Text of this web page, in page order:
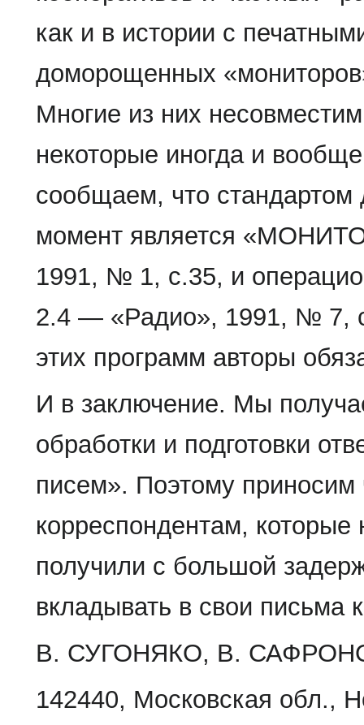
как и в истории с
доморощенных
Многие из них
некоторые иногда и
сообщаем, что
момент является
1991, № 1, с.35, и
2.4 — «Радио», 1991, № 7,
этих программ авторы
И в заключение. Мы
обработки и подготовки
писем». Поэтому приносим
корреспондентам, которые
получили с большой
вкладывать в свои письма
В. СУГОНЯКО, В.
142440, Московская обл.,